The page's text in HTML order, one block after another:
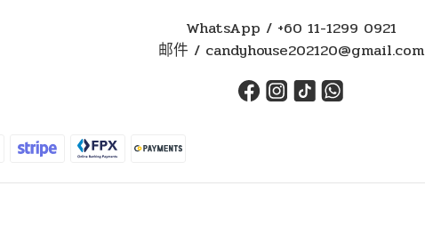
WhatsApp / +60 11-1299 0921
邮件 / candyhouse202120@gmail.com